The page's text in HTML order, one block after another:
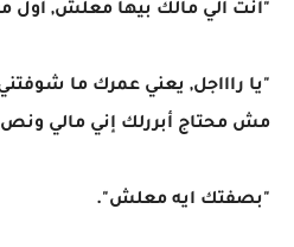
"أنت الي مالك بيها معلش, أول
"يا راااجل, يعني عمرك ما
مش محتاج أبررلك إني مالي
"بصفتك ايه معلش".